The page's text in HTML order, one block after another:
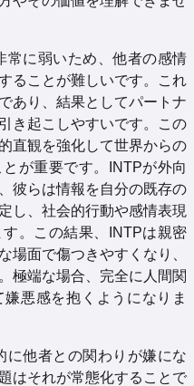
常に弱いため、他者の感情
ることが難しいです。これ
あり、結果としてパートナ
き起こしやすいです。この
直観を強化して世界からの
が重要です。INTPが外向
彼らは情報を自分の既存の
し、社会的行動や感情表現
。この結果、INTPは親密
場面で傷つきやすくなり、
極端な場合、完全に人間関
悪感を抱くようになりま
に他者との関わりが嫌にな
はそれが常態化することで